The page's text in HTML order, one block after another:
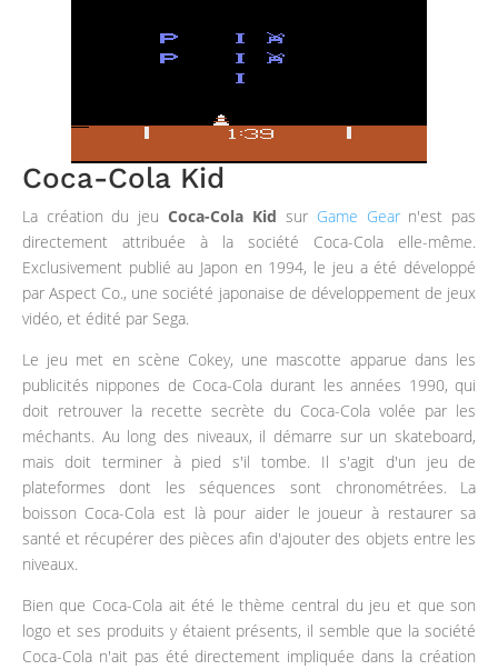
Coca-Cola Kid
La création du jeuCoca-Cola Kid sur Game Gearn'est pas
directement attribuée à la société Coca-Cola elle-même.
Exclusivement publié au Japon en 1994, le jeu a été développé
par Aspect Co., une société japonaise de développement de jeux
vidéo, et édité par Sega.
Le jeu met en scène Cokey, une mascotte apparue dans les
publicités nippones de Coca-Cola durant les années 1990, qui
doit retrouver la recette secrète du Coca-Cola volée par les
méchants. Au long des niveaux, il démarre sur un skateboard,
mais doit terminer à pied s'il tombe. Il s'agit d'un jeu de
plateformes dont les séquences sont chronométrées. La
boisson Coca-Cola est là pour aider le joueur à restaurer sa
santé et récupérer des pièces afin d'ajouter des objets entre les
niveaux.
Bien que Coca-Cola ait été le thème central du jeu et que son
logo et ses produits y étaient présents, il semble que la société
Coca-Cola n'ait pas été directement impliquée dans la création